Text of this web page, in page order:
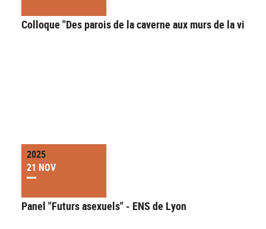
Colloque "Des parois de la caverne aux murs de la ville"
2025
21 NOV
Panel "Futurs asexuels" - ENS de Lyon